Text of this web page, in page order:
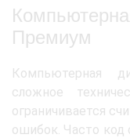
Премиум
Компьютерная
сложное
ограничивается
ошибок. Часто код